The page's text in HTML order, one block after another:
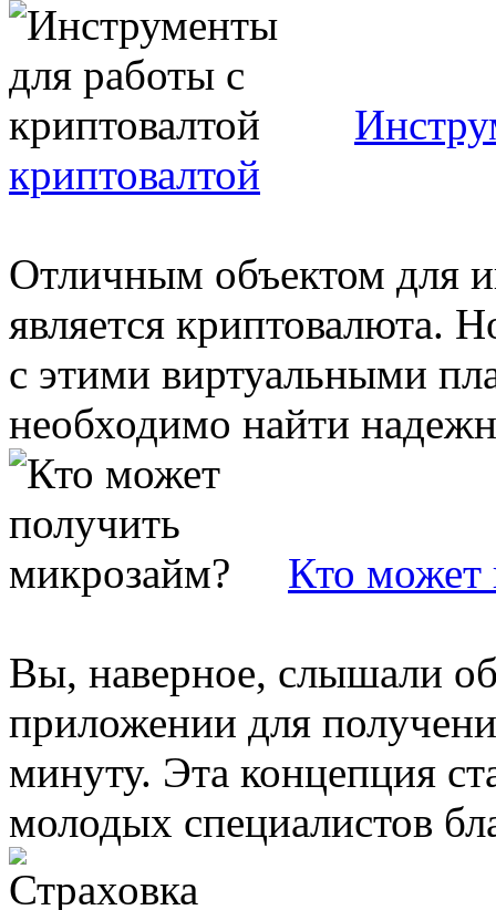
криптовалтой
Отличным объектом для
является криптовалюта.
с этими виртуальными
необходимо найти
Кто может
Вы, наверное, слышали
приложении для
минуту. Эта концепция
молодых специалистов